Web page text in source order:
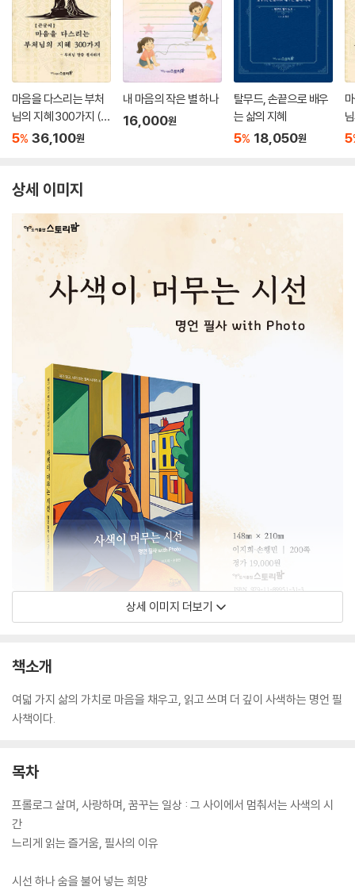
마음을 다스리는 부처
님의 지혜 300가지 (큰
글씨)
5% 36,100원
내 마음의 작은 별 하나
16,000원
탈무드, 손끝으로 배우
는 삶의 지혜
5% 18,050원 5
상세 이미지
상세 이미지 더보기
책소개
여덟 가지 삶의 가치로 마음을 채우고, 읽고 쓰며 더 깊이 사색하는 명언 필
사책이다.
목차
프롤로그 살며, 사랑하며, 꿈꾸는 일상 : 그 사이에서 멈춰서는 사색의 시
간
느리게 읽는 즐거움, 필사의 이유
시선 하나 숨을 불어 넣는 희망